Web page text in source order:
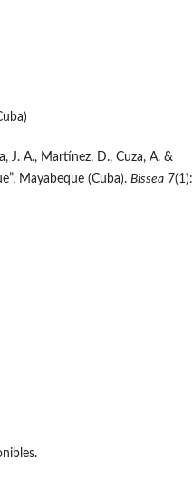
J. A., Martínez, D., Cuza, A. &
Mayabeque (Cuba). Bissea 7(1):